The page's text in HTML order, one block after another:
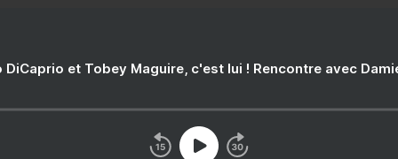
DiCaprio et Tobey Maguire, c'est lui ! Rencontre avec